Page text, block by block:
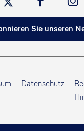
Sie unseren
Datenschutz